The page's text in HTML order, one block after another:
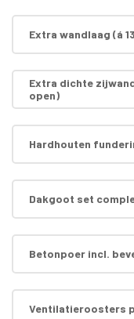
Extra wandlaag (á
Extra dichte
open)
Hardhouten
Dakgoot set
Betonpoer incl.
Ventilatieroosters